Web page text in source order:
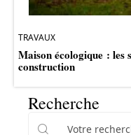
TRAVAUX
Maison écologique : les
construction
Recherche